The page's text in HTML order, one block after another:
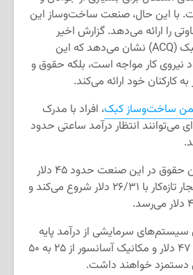
با این حال، صنعت ساخت‌وساز این
را ارائه می‌دهد. گزارش اخیر
انجمن ساخت‌وساز کبک (ACQ) نشان می‌دهد که این
نیروی کار مواجه است، بلکه حقوق و
کارکنان خود ارائه می‌کند.
ساخت‌و‌ساز کبک، افراد با مدرک
می‌توانند انتظار درآمد ساعتی حدود
در حال حاضر، میانگین حقوق در این صنعت حدود ۴۵ دلار
در ساعت است. یک نجار تازه‌کار با ۲۶/۳۱ دلار شروع می‌کند و
سرمایشی از درآمد پایه
۲۲/۴۰ دلار به بیش از ۴۷ دلار و مکانیک آسانسور از ۲۵ به ۵۰
دستمزد خواهند داشت.